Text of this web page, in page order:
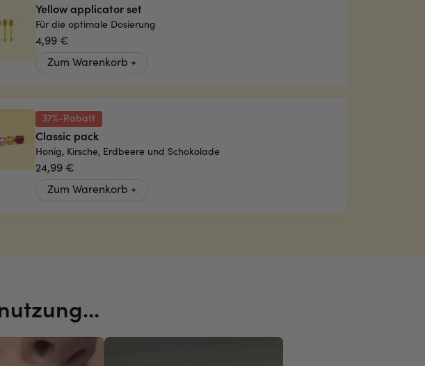
Yellow applicator set
Für die optimale Dosierung
4,99 €
Zum Warenkorb +
37%-Rabatt
Classic pack
Honig, Kirsche, Erdbeere und Schokolade
24,99 €
Zum Warenkorb +